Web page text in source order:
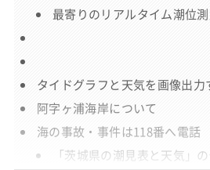
最寄りのリアルタイム潮位
タイドグラフと天気を画像出力
阿字ヶ浦海岸について
海の事故・事件は118番へ電話
「茨城県の潮見表と天気」